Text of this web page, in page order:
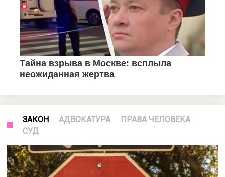
ЗАКОН АДВОКАТУРА
ПРАВА ЧЕЛОВЕКА
СУД